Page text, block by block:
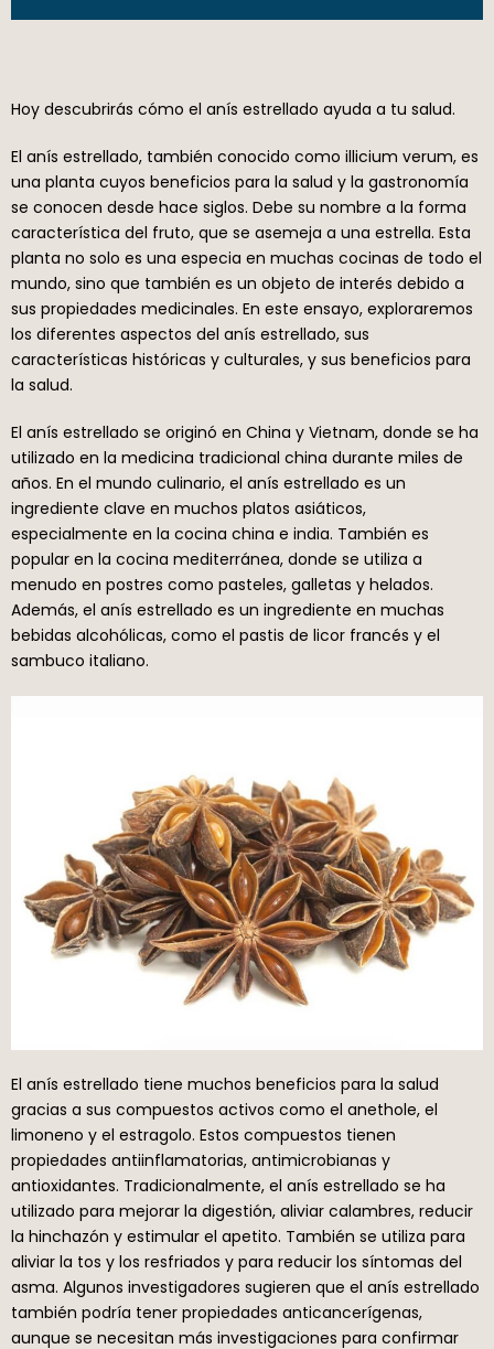
Hoy descubrirás cómo el anís estrellado ayuda a tu salud.
El anís estrellado, también conocido como illicium verum, es
una planta cuyos beneficios para la salud y la gastronomía
se conocen desde hace siglos. Debe su nombre a la forma
característica del fruto, que se asemeja a una estrella. Esta
planta no solo es una especia en muchas cocinas de todo el
mundo, sino que también es un objeto de interés debido a
sus propiedades medicinales. En este ensayo, exploraremos
los diferentes aspectos del anís estrellado, sus
características históricas y culturales, y sus beneficios para
la salud.
El anís estrellado se originó en China y Vietnam, donde se ha
utilizado en la medicina tradicional china durante miles de
años. En el mundo culinario, el anís estrellado es un
ingrediente clave en muchos platos asiáticos,
especialmente en la cocina china e india. También es
popular en la cocina mediterránea, donde se utiliza a
menudo en postres como pasteles, galletas y helados.
Además, el anís estrellado es un ingrediente en muchas
bebidas alcohólicas, como el pastis de licor francés y el
sambuco italiano.
El anís estrellado tiene muchos beneficios para la salud
gracias a sus compuestos activos como el anethole, el
limoneno y el estragolo. Estos compuestos tienen
propiedades antiinflamatorias, antimicrobianas y
antioxidantes. Tradicionalmente, el anís estrellado se ha
utilizado para mejorar la digestión, aliviar calambres, reducir
la hinchazón y estimular el apetito. También se utiliza para
aliviar la tos y los resfriados y para reducir los síntomas del
asma. Algunos investigadores sugieren que el anís estrellado
también podría tener propiedades anticancerígenas,
aunque se necesitan más investigaciones para confirmar